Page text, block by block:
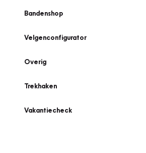
Bandenshop
Velgenconfigurator
Overig
Trekhaken
Vakantiecheck